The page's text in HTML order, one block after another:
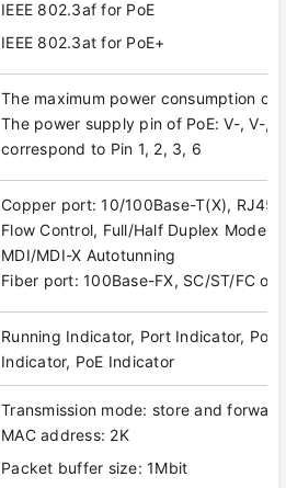
IEEE 802.3af for PoE
IEEE 802.3at for PoE+
The maximum power consumption of
The power supply pin of PoE: V-, V-,
correspond to Pin 1, 2, 3, 6
Copper port: 10/100Base-T(X), RJ45,
Flow Control, Full/Half Duplex Mode
MDI/MDI-X Autotunning
Fiber port: 100Base-FX, SC/ST/FC
Running Indicator, Port Indicator,
Indicator, PoE Indicator
Transmission mode: store and forward
MAC address: 2K
Packet buffer size: 1Mbit